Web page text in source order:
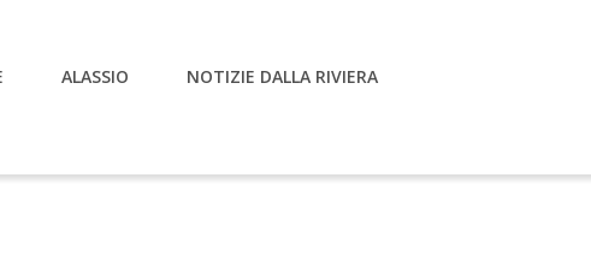
ALASSIO NOTIZIE DALLA RIVIERA